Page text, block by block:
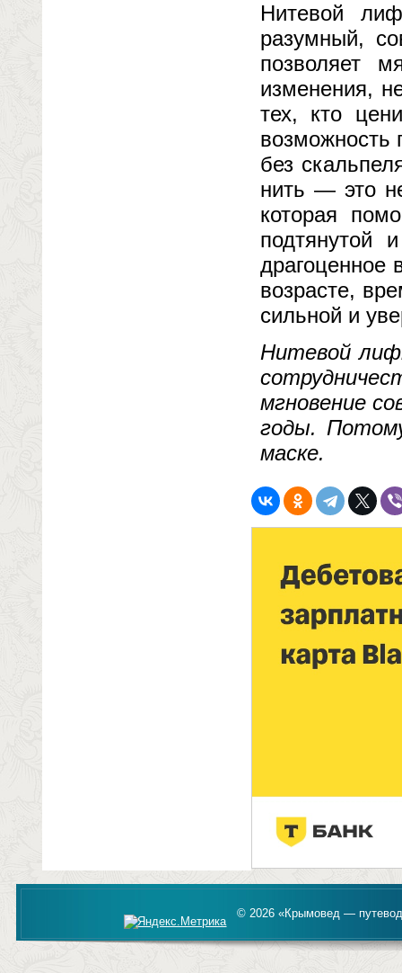
Нитевой
разумный,
позволяет
изменения,
тех, кто
возможность
без
нить — это
которая
возрасте,
сильной и
Нитевой
мгновение
годы.
маске.
© 2026 «Крымовед —